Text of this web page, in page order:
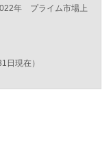
年 プライム市場上
現在）